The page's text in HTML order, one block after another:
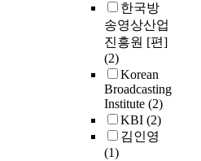
한국방
송영상산업
진흥원 [편]
(2)
Korean
Broadcasting
Institute (2)
KBI (2)
김인영
(1)